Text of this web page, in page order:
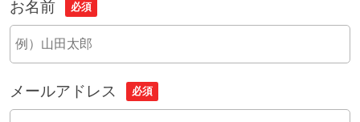
お名前 必須
メールアドレス 必須